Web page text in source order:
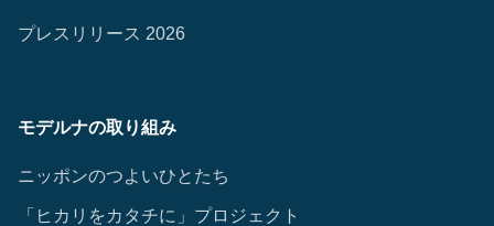
プレスリリース 2026
モデルナの取り組み
ニッポンのつよいひとたち
「ヒカリをカタチに」プロジェクト